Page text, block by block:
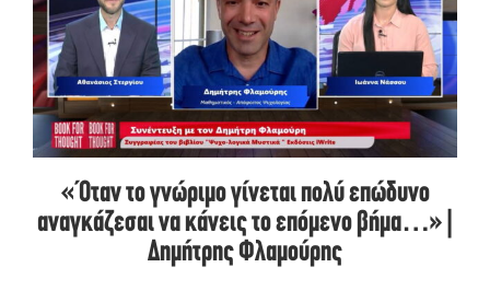
«Όταν το γνώριμο γίνεται πολύ επώδυνο
αναγκάζεσαι να κάνεις το επόμενο βήμα…» |
Δημήτρης Φλαμούρης